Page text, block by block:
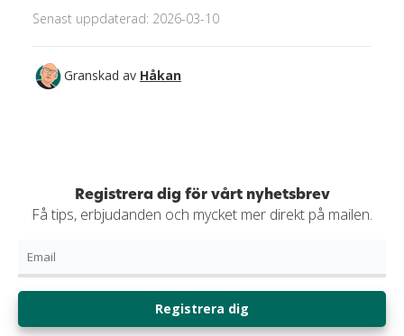
Senast uppdaterad: 2026-03-10
Granskad av Håkan
Registrera dig för vårt nyhetsbrev
Få tips, erbjudanden och mycket mer direkt på mailen.
Registrera dig